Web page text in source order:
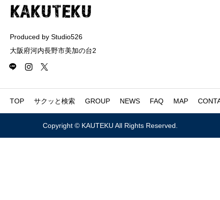
Produced by Studio526
大阪府河内長野市美加の台2
TOP サクッと検索 GROUP NEWS FAQ MAP
Copyright © KAUTEKU All Rights Reserved.